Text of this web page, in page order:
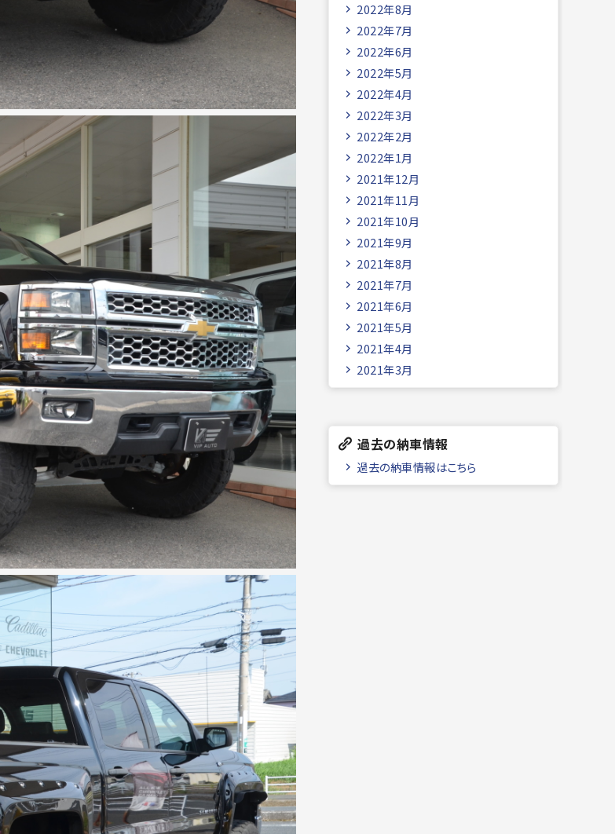
2022年8月
2022年7月
2022年6月
2022年5月
2022年4月
2022年3月
2022年2月
2022年1月
2021年12月
2021年11月
2021年10月
2021年9月
2021年8月
2021年7月
2021年6月
2021年5月
2021年4月
2021年3月
過去の納車情報
過去の納車情報はこちら